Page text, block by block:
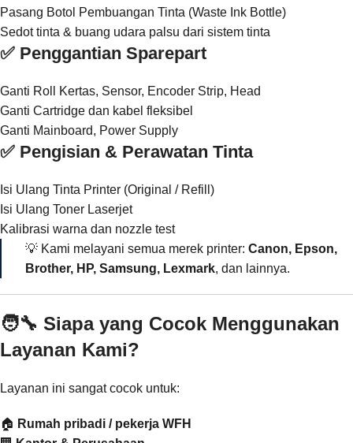
Pasang Botol Pembuangan Tinta (Waste Ink Bottle)
Sedot tinta & buang udara palsu dari sistem tinta
✅ Penggantian Sparepart
Ganti Roll Kertas, Sensor, Encoder Strip, Head
Ganti Cartridge dan kabel fleksibel
Ganti Mainboard, Power Supply
✅ Pengisian & Perawatan Tinta
Isi Ulang Tinta Printer (Original / Refill)
Isi Ulang Toner Laserjet
Kalibrasi warna dan nozzle test
💡 Kami melayani semua merek printer: Canon, Epson,
Brother, HP, Samsung, Lexmark, dan lainnya.
🧑‍🔧 Siapa yang Cocok Menggunakan
Layanan Kami?
Layanan ini sangat cocok untuk:
🏠 Rumah pribadi / pekerja WFH